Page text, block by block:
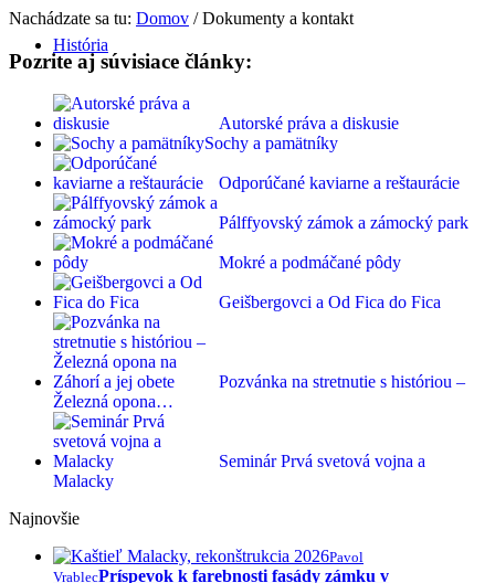
História
Nachádzate sa tu: Domov / Dokumenty a kontakt
Pozrite aj súvisiace články:
Autorské práva a diskusie
Sochy a pamätníky
Odporúčané kaviarne a reštaurácie
Pálffyovský zámok a zámocký park
Mokré a podmáčané pôdy
Geišbergovci a Od Fica do Fica
Pozvánka na stretnutie s históriou –
Železná opona…
Seminár Prvá svetová vojna a
Malacky
Najnovšie
Pavol
VrablecPríspevok k farebnosti fasády zámku v